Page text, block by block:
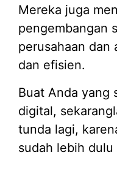
Mereka juga
pengembangan
perusahaan dan
dan efisien.
Buat Anda yang
digital,
tunda lagi,
sudah lebih